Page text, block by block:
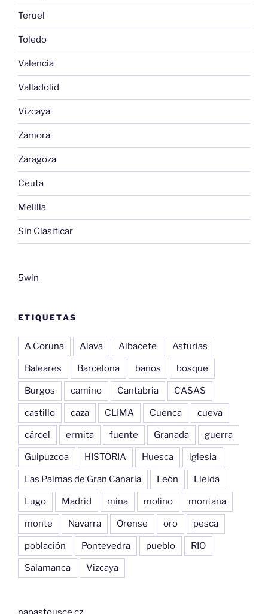
Teruel
Toledo
Valencia
Valladolid
Vizcaya
Zamora
Zaragoza
Ceuta
Melilla
Sin Clasificar
5win
ETIQUETAS
A Coruña Alava Albacete Asturias
Baleares Barcelona baños bosque
Burgos camino Cantabria CASAS
castillo caza CLIMA Cuenca cueva
cárcel ermita fuente Granada guerra
Guipuzcoa HISTORIA Huesca iglesia
Las Palmas de Gran Canaria León Lleida
Lugo Madrid mina molino montaña
monte Navarra Orense oro pesca
población Pontevedra pueblo RIO
Salamanca Vizcaya